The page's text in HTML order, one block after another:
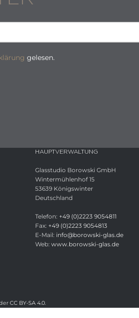
gelesen.
HAUPTVERWALTUNG
Glasstudio Borowski GmbH
Wintermühlenhof 15
53639 Königswinter
Deutschland
Telefon: +49 (0)2223 9054811
Fax: +49 (0)2223 9054813
E-Mail: info@borowski-glas.de
Web: www.borowski-glas.de
CC BY-SA 4.0.